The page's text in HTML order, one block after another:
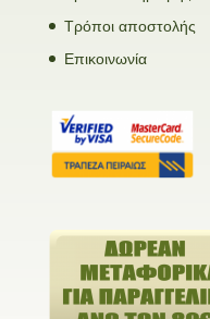
Τρόποι αποστολής
Επικοινωνία